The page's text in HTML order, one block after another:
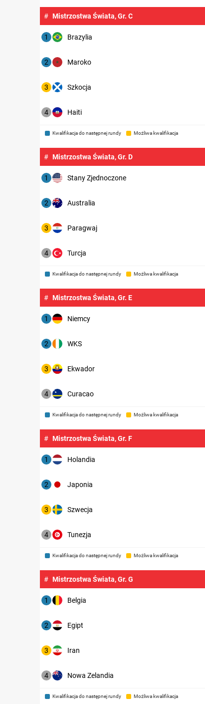
# Mistrzostwa Świata, Gr. C
1 Brazylia
2 Maroko
3 Szkocja
4 Haiti
Kwalifikacja do następnej rundy Możliwa kwalifikacja
# Mistrzostwa Świata, Gr. D
1 Stany Zjednoczone
2 Australia
3 Paragwaj
4 Turcja
Kwalifikacja do następnej rundy Możliwa kwalifikacja
# Mistrzostwa Świata, Gr. E
1 Niemcy
2 WKS
3 Ekwador
4 Curacao
Kwalifikacja do następnej rundy Możliwa kwalifikacja
# Mistrzostwa Świata, Gr. F
1 Holandia
2 Japonia
3 Szwecja
4 Tunezja
Kwalifikacja do następnej rundy Możliwa kwalifikacja
# Mistrzostwa Świata, Gr. G
1 Belgia
2 Egipt
3 Iran
4 Nowa Zelandia
Kwalifikacja do następnej rundy Możliwa kwalifikacja